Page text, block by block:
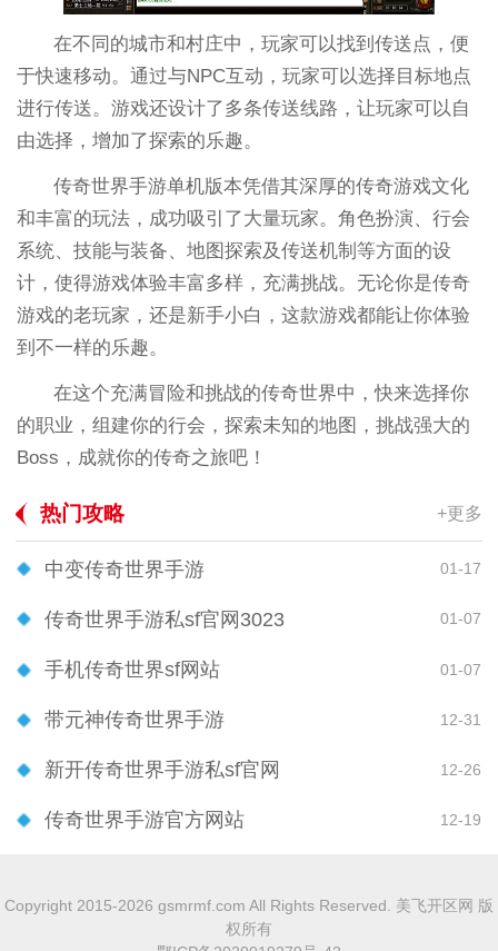
在不同的城市和村庄中，玩家可以找到传送点，便
于快速移动。通过与NPC互动，玩家可以选择目标地点
进行传送。游戏还设计了多条传送线路，让玩家可以自
由选择，增加了探索的乐趣。
传奇世界手游单机版本凭借其深厚的传奇游戏文化
和丰富的玩法，成功吸引了大量玩家。角色扮演、行会
系统、技能与装备、地图探索及传送机制等方面的设
计，使得游戏体验丰富多样，充满挑战。无论你是传奇
游戏的老玩家，还是新手小白，这款游戏都能让你体验
到不一样的乐趣。
在这个充满冒险和挑战的传奇世界中，快来选择你
的职业，组建你的行会，探索未知的地图，挑战强大的
Boss，成就你的传奇之旅吧！
热门攻略 +更多
中变传奇世界手游 01-17
传奇世界手游私sf官网3023 01-07
手机传奇世界sf网站 01-07
带元神传奇世界手游 12-31
新开传奇世界手游私sf官网 12-26
传奇世界手游官方网站 12-19
Copyright 2015-2026 gsmrmf.com All Rights Reserved. 美飞开区网 版
权所有